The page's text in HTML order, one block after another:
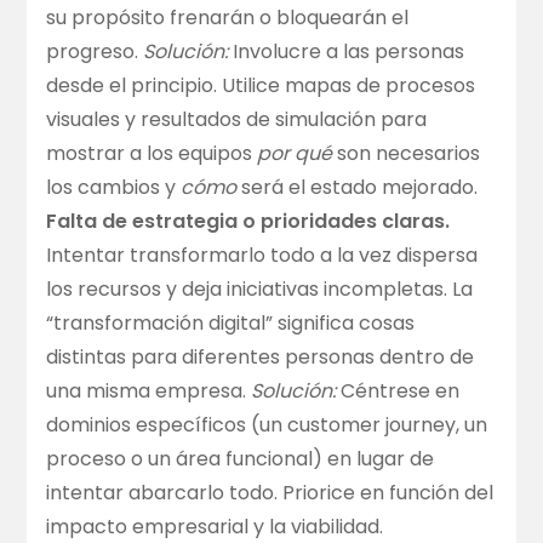
su propósito frenarán o bloquearán el
progreso. Solución:Involucre a las personas
desde el principio. Utilice mapas de procesos
visuales y resultados de simulación para
mostrar a los equipos por quéson necesarios
los cambios y cómoserá el estado mejorado.
Falta de estrategia o prioridades claras.
Intentar transformarlo todo a la vez dispersa
los recursos y deja iniciativas incompletas. La
“transformación digital” significa cosas
distintas para diferentes personas dentro de
una misma empresa. Solución:Céntrese en
dominios específicos (un customer journey, un
proceso o un área funcional) en lugar de
intentar abarcarlo todo. Priorice en función del
impacto empresarial y la viabilidad.